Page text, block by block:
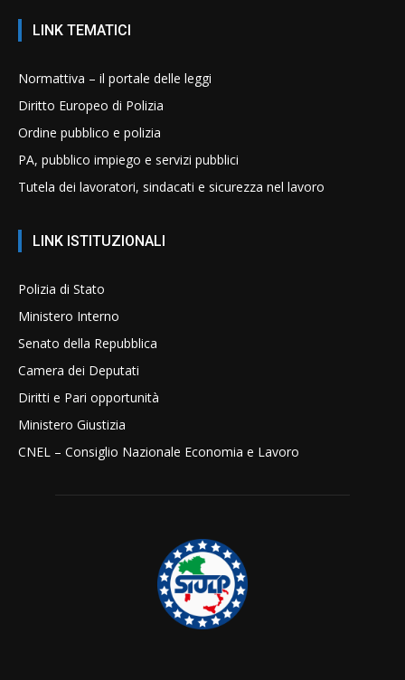
LINK TEMATICI
Normattiva – il portale delle leggi
Diritto Europeo di Polizia
Ordine pubblico e polizia
PA, pubblico impiego e servizi pubblici
Tutela dei lavoratori, sindacati e sicurezza nel lavoro
LINK ISTITUZIONALI
Polizia di Stato
Ministero Interno
Senato della Repubblica
Camera dei Deputati
Diritti e Pari opportunità
Ministero Giustizia
CNEL – Consiglio Nazionale Economia e Lavoro